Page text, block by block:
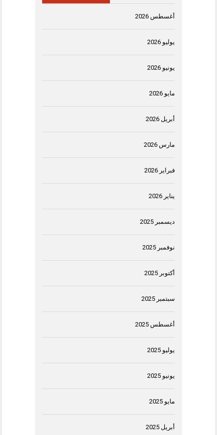
أغسطس 2026
يوليو 2026
يونيو 2026
مايو 2026
أبريل 2026
مارس 2026
فبراير 2026
يناير 2026
ديسمبر 2025
نوفمبر 2025
أكتوبر 2025
سبتمبر 2025
أغسطس 2025
يوليو 2025
يونيو 2025
مايو 2025
أبريل 2025